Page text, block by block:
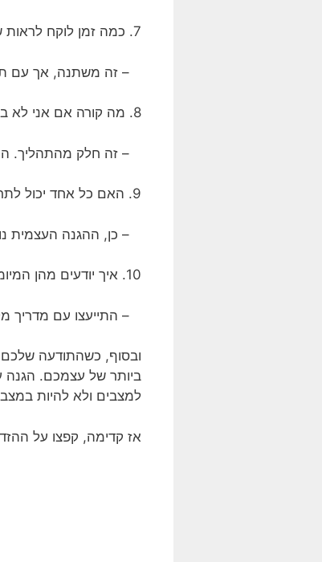
7. כמה זמן לוקח לראות שיפורים?
– זה משתנה, אך עם
8. מה קורה אם אני לא בטוח שאני יכול להילחם?
– זה חלק מהתהליך.
9. האם כל אחד יכול לתרגל הגנה עצמית?
– כן, ההגנה העצמית
10. איך יודעים מהן המיומנויות הנכונות למצב שלי?
– התייעצו עם מדריך
ובסוף, כשהתודעה
ביותר של עצמכם. הגנה
למצבים ולא להיות
אז קדימה, קפצו על